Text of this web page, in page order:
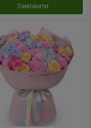
Замовити